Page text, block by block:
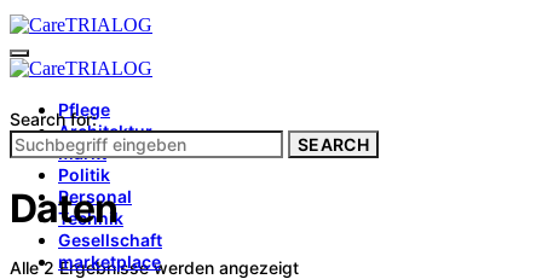
Pflege
Architektur
Markt
Politik
Personal
Technik
Gesellschaft
marketplace
Search for:
SEARCH
Daten
Alle 2 Ergebnisse werden angezeigtNach